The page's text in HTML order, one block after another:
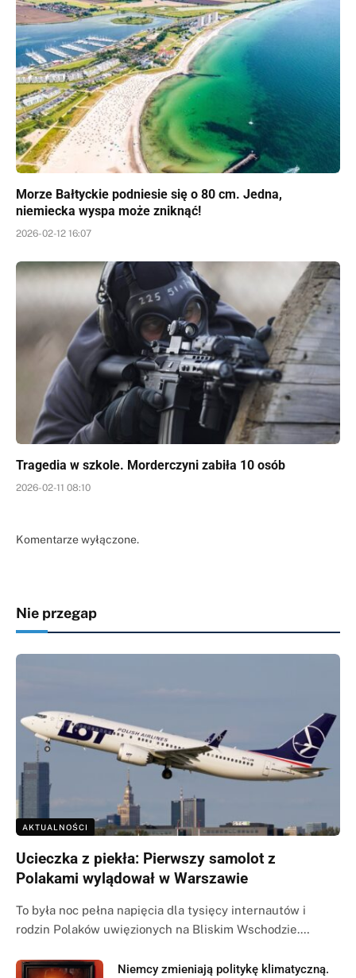
Morze Bałtyckie podniesie się o 80 cm. Jedna,
niemiecka wyspa może zniknąć!
2026-02-12 16:07
Tragedia w szkole. Morderczyni zabiła 10 osób
2026-02-11 08:10
Komentarze wyłączone.
Nie przegap
AKTUALNOŚCI
Ucieczka z piekła: Pierwszy samolot z
Polakami wylądował w Warszawie
To była noc pełna napięcia dla tysięcy internautów i
rodzin Polaków uwięzionych na Bliskim Wschodzie.…
Niemcy zmieniają politykę klimatyczną.